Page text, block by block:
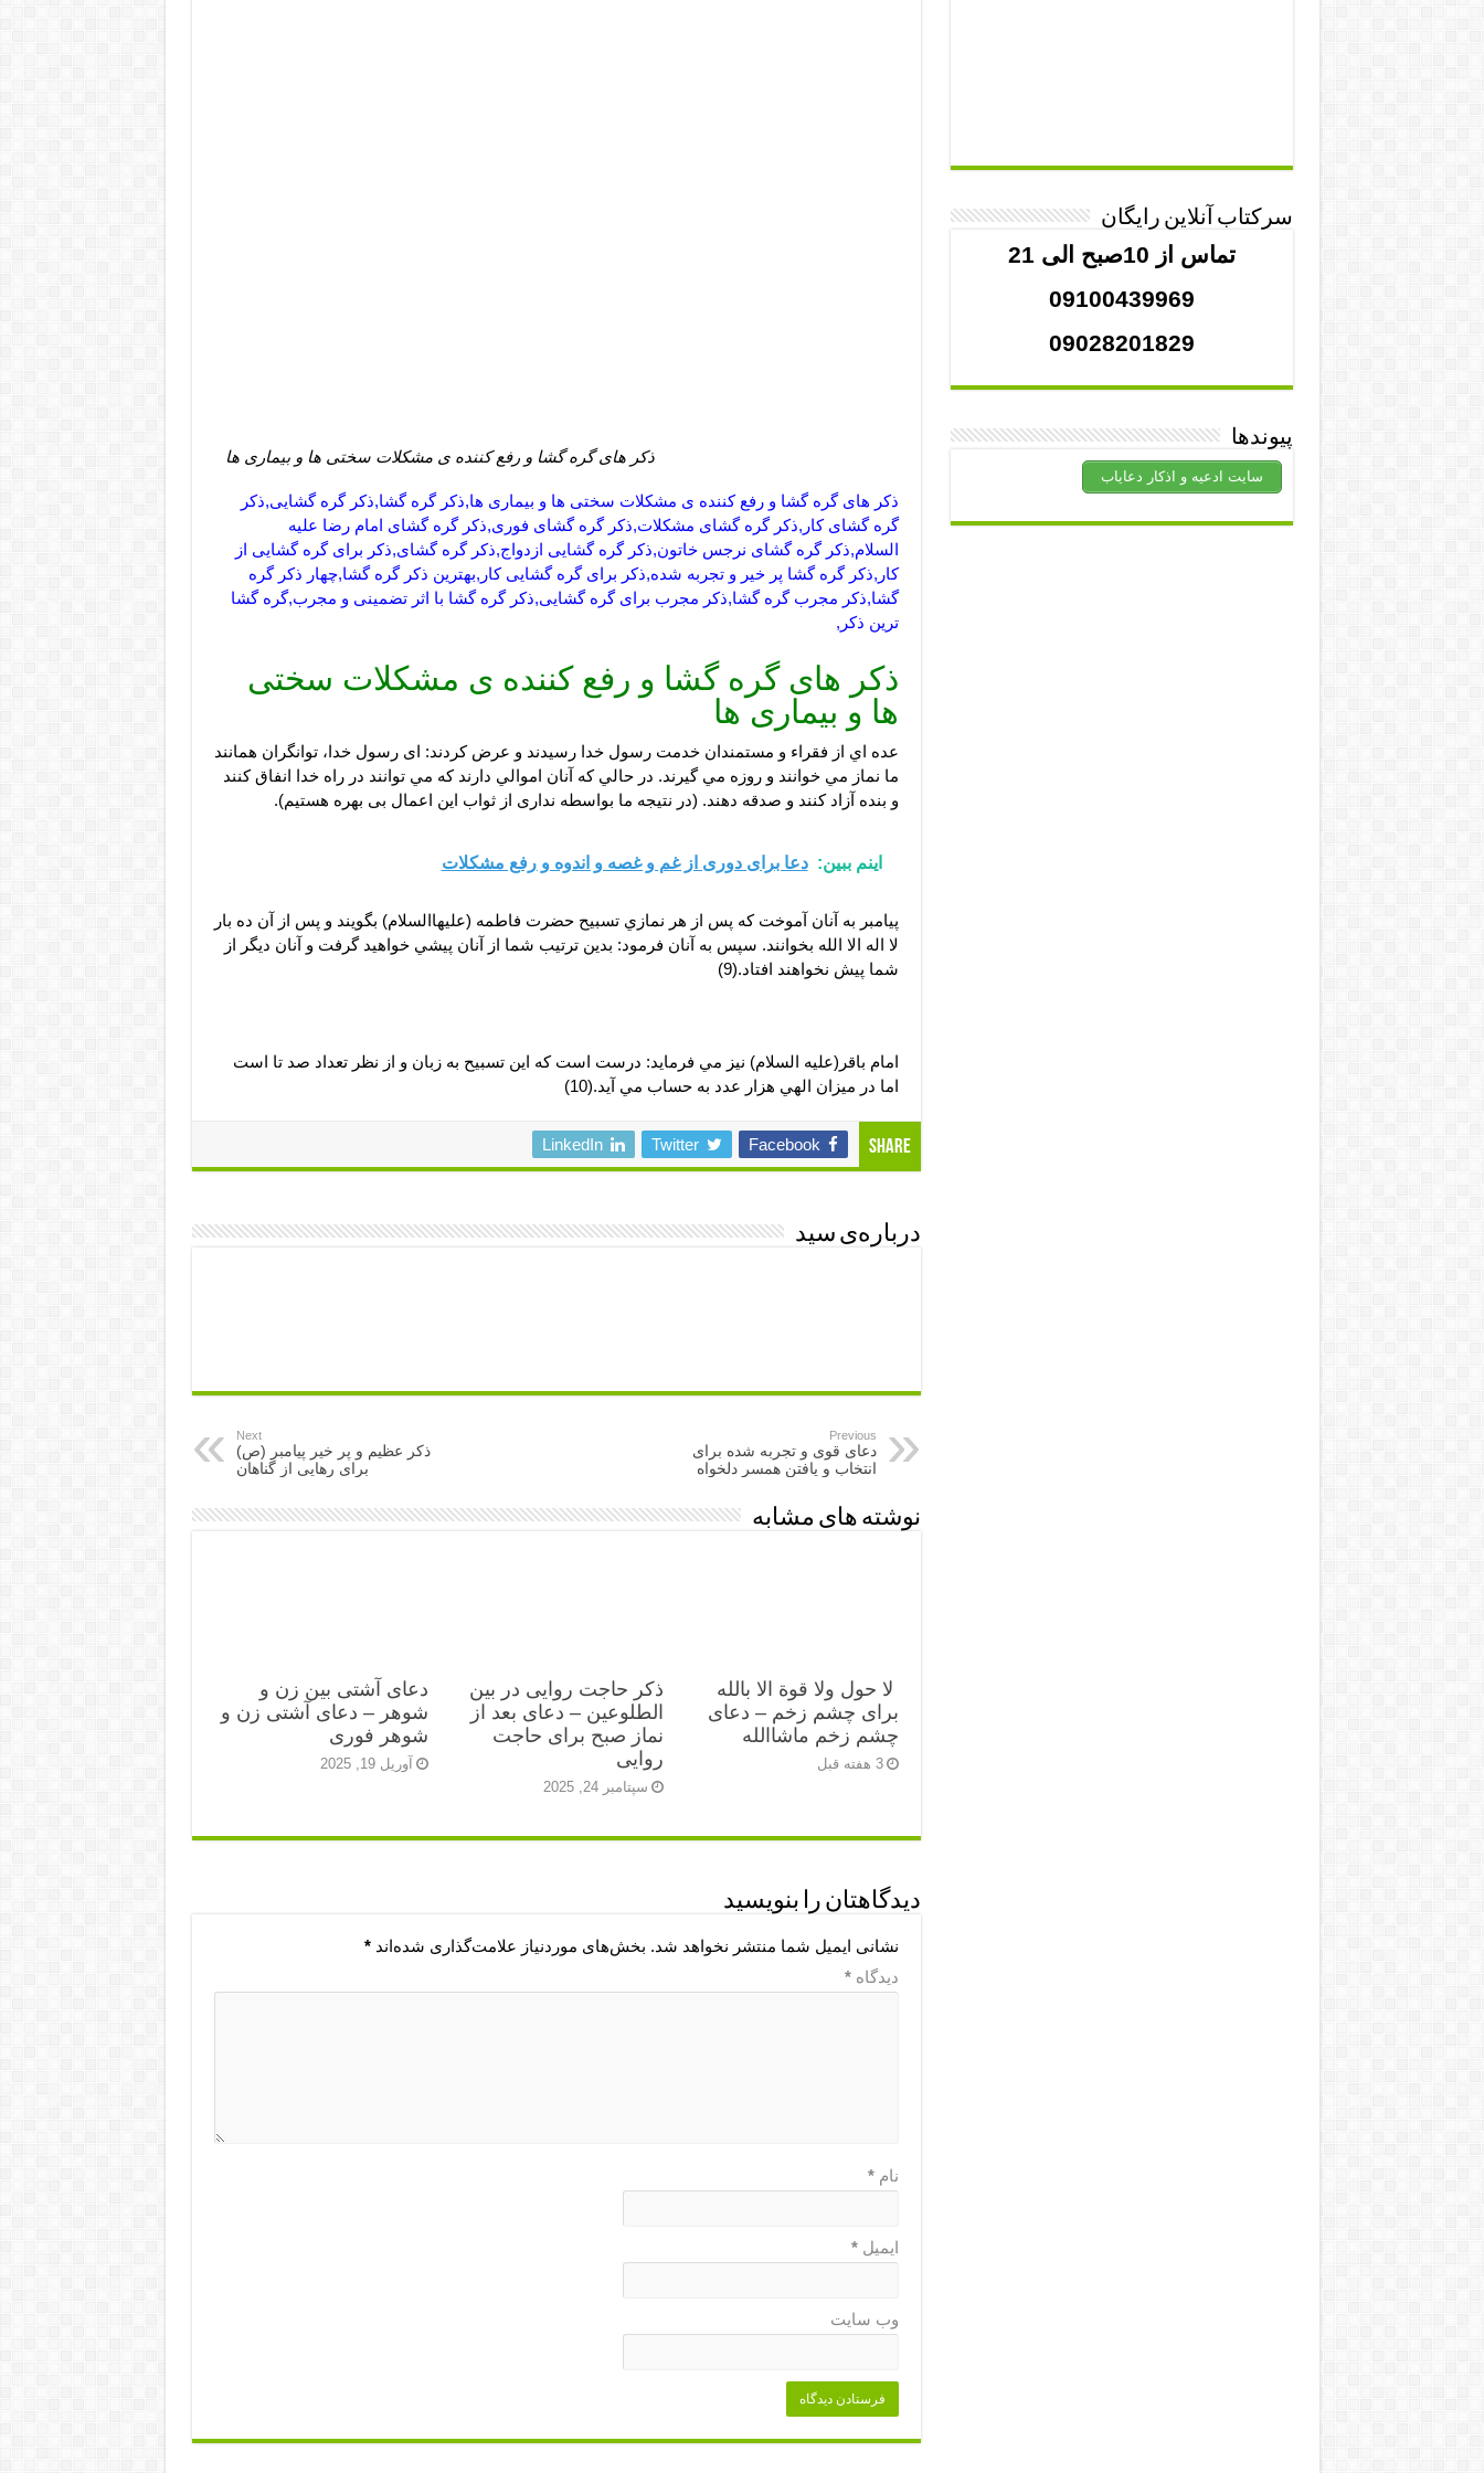
ذکر های گره گشا و رفع کننده ی مشکلات سختی ها و بیماری ها
ذکر های گره گشا و رفع کننده ی مشکلات سختی ها و بیماری ها,ذكر گره گشا,ذکر گره گشایی,ذکر
گره گشای کار,ذکر گره گشای مشکلات,ذکر گره گشای فوری,ذکر گره گشای امام رضا علیه
السلام,ذکر گره گشای نرجس خاتون,ذکر گره گشایی ازدواج,ذکر گره گشای,ذکر برای گره گشایی از
کار,ذکر گره گشا پر خیر و تجربه شده,ذکر برای گره گشایی کار,بهترین ذکر گره گشا,چهار ذکر گره
گشا,ذکر مجرب گره گشا,ذکر مجرب برای گره گشایی,ذکر گره گشا با اثر تضمینی و مجرب,گره گشا
ترین ذکر,
ذکر های گره گشا و رفع کننده ی مشکلات سختی
ها و بیماری ها
عده اي از فقراء و مستمندان خدمت رسول خدا رسيدند و عرض كردند: اى رسول خدا، توانگران همانند
ما نماز مي خوانند و روزه مي گيرند. در حالي که آنان اموالي دارند که مي توانند در راه خدا انفاق کنند
و بنده آزاد كنند و صدقه دهند. (در نتيجه ما بواسطه ندارى از ثواب اين اعمال بى بهره هستيم).
اینم ببین: دعا برای دوری از غم و غصه و اندوه و رفع مشکلات
پيامبر به آنان آموخت که پس از هر نمازي تسبيح حضرت فاطمه (عليهاالسلام) بگويند و پس از آن ده بار
لا اله الا الله بخوانند. سپس به آنان فرمود: بدين ترتيب شما از آنان پيشي خواهيد گرفت و آنان ديگر از
شما پيش نخواهند افتاد.(9)
امام باقر(عليه السلام) نيز مي فرمايد: درست است که اين تسبيح به زبان و از نظر تعداد صد تا است
اما در ميزان الهي هزار عدد به حساب مي آيد.(10)
Share
Facebook
Twitter
LinkedIn
درباره‌ی سید
Previous
دعای قوی و تجربه شده برای
انتخاب و یافتن همسر دلخواه
Next
ذکر عظیم و پر خیر پیامبر (ص)
برای رهایی از گناهان
نوشته های مشابه
لا حول ولا قوة الا بالله
برای چشم زخم – دعای
چشم زخم ماشاالله
3 هفته قبل
ذکر حاجت روایی در بین
الطلوعین – دعای بعد از
نماز صبح برای حاجت
روایی
سپتامبر 24, 2025
دعای آشتی بین زن و
شوهر – دعای آشتی زن و
شوهر فوری
آوریل 19, 2025
دیدگاهتان را بنویسید
نشانی ایمیل شما منتشر نخواهد شد. بخش‌های موردنیاز علامت‌گذاری شده‌اند*
دیدگاه*
نام*
ایمیل*
وب‌ سایت
سرکتاب آنلاین رایگان
تماس از 10صبح الی 21
09100439969
09028201829
پیوندها
سایت ادعیه و اذکار دعایاب